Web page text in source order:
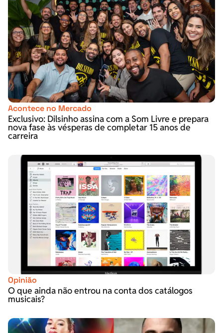
Acontece no Mercado
Exclusivo: Dilsinho assina com a Som Livre e prepara
nova fase às vésperas de completar 15 anos de
carreira
Opinião
O que ainda não entrou na conta dos catálogos
musicais?